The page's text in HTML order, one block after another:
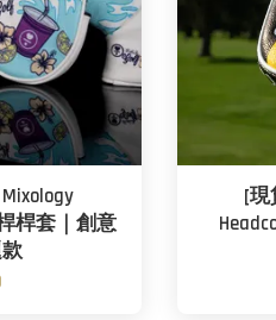
桿套｜創意
[現